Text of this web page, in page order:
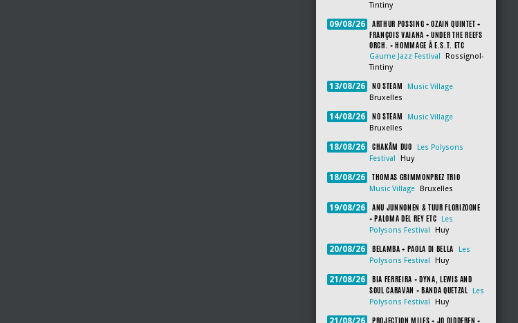
Tintiny
09/08/26
ARTHUR POSSING + OZAIN QUINTET +
FRANÇOIS VAIANA + UNDER THE REEFS
ORCH. + HOMMAGE À E.S.T. ETC
Gaume Jazz Festival
Rossignol-
Tintiny
13/08/26 NO STEAM
Music Village
Bruxelles
14/08/26 NO STEAM
Music Village
Bruxelles
18/08/26 CHAKÂM DUO
Les Polysons
Festival
Huy
18/08/26 THOMAS GRIMMONPREZ TRIO
Music Village Bruxelles
19/08/26
ANU JUNNONEN & TUUR FLORIZOONE
+ PALOMA DEL REY ETC
Les
Polysons Festival
Huy
20/08/26 BELAMBA + PAOLA DI BELLA
Les
Polysons Festival
Huy
21/08/26
BIA FERREIRA + DYNA, LEWIS AND
SOUL CARAVAN + BANDA QUETZAL
Les
Polysons Festival
Huy
21/08/26
PROJECTION MILES + JO DIDDEREN +